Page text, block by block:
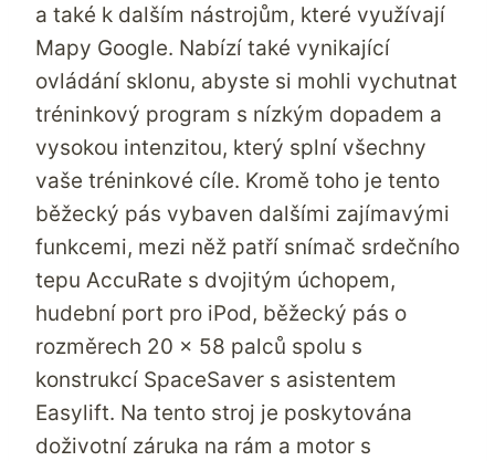
a také k dalším nástrojům, které využívají
Mapy Google. Nabízí také vynikající
ovládání sklonu, abyste si mohli vychutnat
tréninkový program s nízkým dopadem a
vysokou intenzitou, který splní všechny
vaše tréninkové cíle. Kromě toho je tento
běžecký pás vybaven dalšími zajímavými
funkcemi, mezi něž patří snímač srdečního
tepu AccuRate s dvojitým úchopem,
hudební port pro iPod, běžecký pás o
rozměrech 20 x 58 palců spolu s
konstrukcí SpaceSaver s asistentem
Easylift. Na tento stroj je poskytována
doživotní záruka na rám a motor s